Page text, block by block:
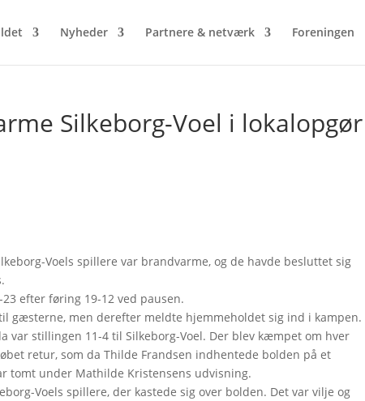
Nyheder Partnere & netværk Foreningen
Silkeborg-Voel i lokalopgør
Voels spillere var brandvarme, og de havde besluttet sig
efter føring 19-12 ved pausen.
gæsterne, men derefter meldte hjemmeholdet sig ind i kampen.
var stillingen 11-4 til Silkeborg-Voel. Der blev kæmpet om hver
retur, som da Thilde Frandsen indhentede bolden på et
tomt under Mathilde Kristensens udvisning.
Voels spillere, der kastede sig over bolden. Det var vilje og